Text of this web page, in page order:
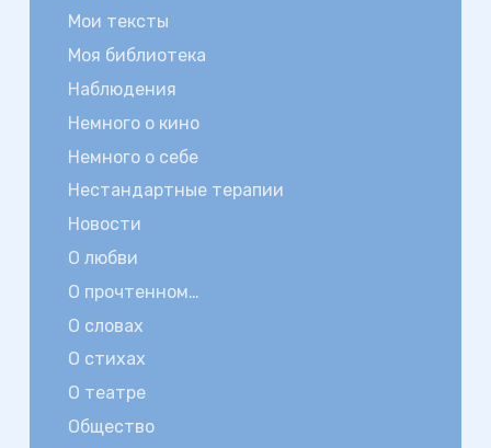
Мои тексты
Моя библиотека
Наблюдения
Немного о кино
Немного о себе
Нестандартные терапии
Новости
О любви
О прочтенном…
О словах
О стихах
О театре
Общество